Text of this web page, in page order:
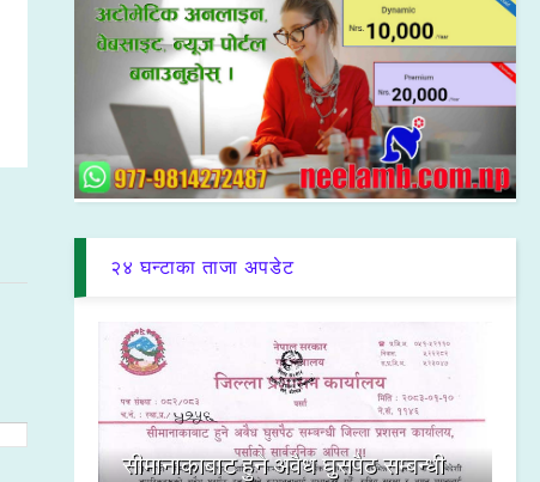
२४ घन्टाका ताजा अपडेट
सीमानाकाबाट हुने अवैध घुसपैठ सम्बन्धी